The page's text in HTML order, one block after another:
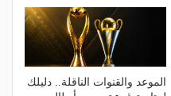
الموعد والقنوات الناقلة.. دليلك